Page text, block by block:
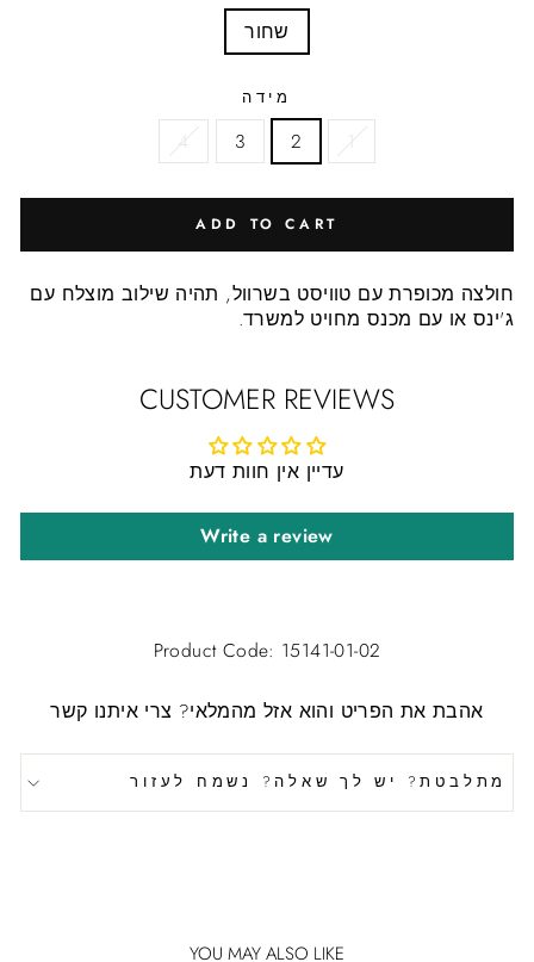
שחור
מידה
1
2
3
4
ADD TO CART
חולצה מכופרת עם טוויסט בשרוול, תהיה שילוב מוצלח עם
ג'ינס או עם מכנס מחויט למשרד.
CUSTOMER REVIEWS
עדיין אין חוות דעת
Write a review
Product Code: 15141-01-02
אהבת את הפריט והוא אזל מהמלאי? צרי איתנו קשר
מתלבטת? יש לך שאלה? נשמח לעזור
YOU MAY ALSO LIKE